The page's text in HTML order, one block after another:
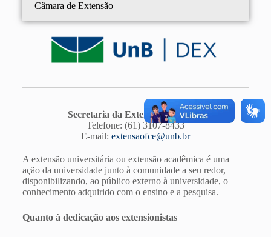
Câmara de Extensão
Secretaria da Extensão da FCTS
Telefone: (61) 3107-8433
E-mail: extensaofce@unb.br
A extensão universitária ou extensão acadêmica é uma
ação da universidade junto à comunidade a seu redor,
disponibilizando, ao público externo à universidade, o
conhecimento adquirido com o ensino e a pesquisa.
Quanto à dedicação aos extensionistas